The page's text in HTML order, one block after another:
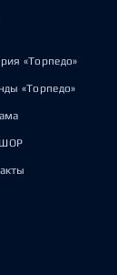
«Торпедо»
«Торпедо»